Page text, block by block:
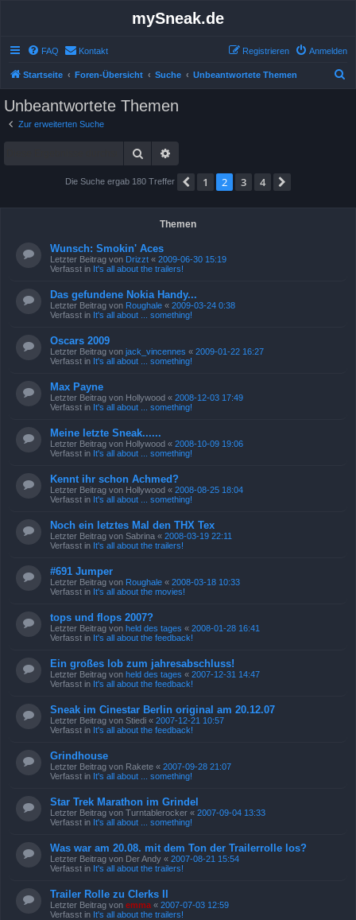
mySneak.de
FAQ Kontakt Anmelden
Registrieren
Startseite Foren-Übersicht Suche Unbeantwortete Themen
Unbeantwortete Themen
Zur erweiterten Suche
Suche
Die Suche ergab 180 Treffer Vorherige
1 2 3 4
Themen
Wunsch: Smokin' Aces
Letzter Beitrag von Drizzt « 2009-06-30 15:19
Verfasst in It's all about the trailers!
Das gefundene Nokia Handy...
Letzter Beitrag von Roughale « 2009-03-24 0:38
Verfasst in It's all about ... something!
Oscars 2009
Letzter Beitrag von jack_vincennes « 2009-01-22 16:27
Verfasst in It's all about ... something!
Max Payne
Letzter Beitrag von Hollywood « 2008-12-03 17:49
Verfasst in It's all about ... something!
Meine letzte Sneak......
Letzter Beitrag von Hollywood « 2008-10-09 19:06
Verfasst in It's all about ... something!
Kennt ihr schon Achmed?
Letzter Beitrag von Hollywood « 2008-08-25 18:04
Verfasst in It's all about ... something!
Noch ein letztes Mal den THX Tex
Letzter Beitrag von Sabrina « 2008-03-19 22:11
Verfasst in It's all about the trailers!
#691 Jumper
Letzter Beitrag von Roughale « 2008-03-18 10:33
Verfasst in It's all about the movies!
tops und flops 2007?
Letzter Beitrag von held des tages « 2008-01-28 16:41
Verfasst in It's all about the feedback!
Ein großes lob zum jahresabschluss!
Letzter Beitrag von held des tages « 2007-12-31 14:47
Verfasst in It's all about the feedback!
Sneak im Cinestar Berlin original am 20.12.07
Letzter Beitrag von Stiedi « 2007-12-21 10:57
Verfasst in It's all about the feedback!
Grindhouse
Letzter Beitrag von Rakete « 2007-09-28 21:07
Verfasst in It's all about ... something!
Star Trek Marathon im Grindel
Letzter Beitrag von Turntablerocker « 2007-09-04 13:33
Verfasst in It's all about ... something!
Was war am 20.08. mit dem Ton der Trailerrolle los?
Letzter Beitrag von Der Andy « 2007-08-21 15:54
Verfasst in It's all about the trailers!
Trailer Rolle zu Clerks II
Letzter Beitrag von emma « 2007-07-03 12:59
Verfasst in It's all about the trailers!